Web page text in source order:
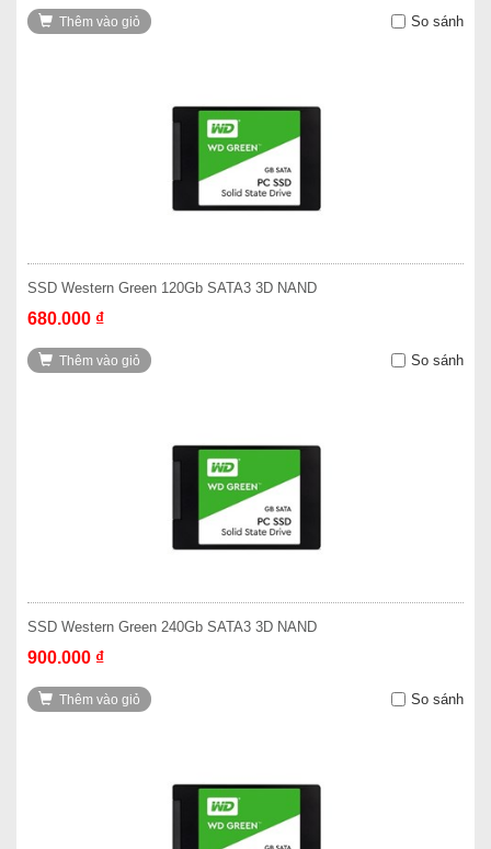
Thêm vào giỏ So sánh
SSD Western Green 120Gb SATA3 3D NAND
680.000 ₫
Thêm vào giỏ So sánh
SSD Western Green 240Gb SATA3 3D NAND
900.000 ₫
Thêm vào giỏ So sánh